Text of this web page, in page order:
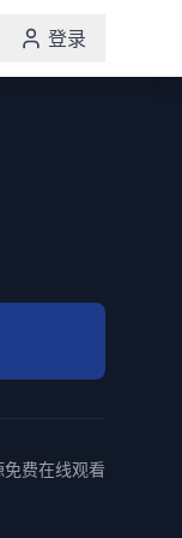
登录
费在线观看